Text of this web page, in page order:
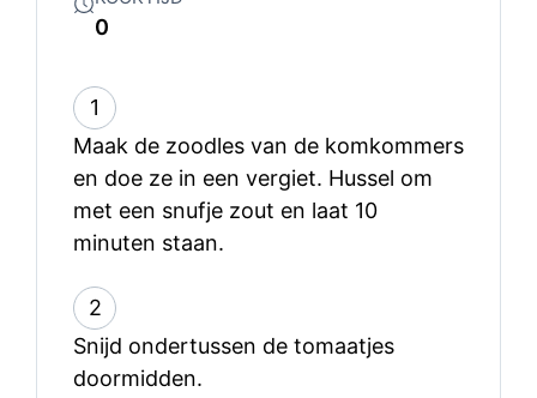
0
1
Maak de zoodles van de komkommers
en doe ze in een vergiet. Hussel om
met een snufje zout en laat 10
minuten staan.
2
Snijd ondertussen de tomaatjes
doormidden.